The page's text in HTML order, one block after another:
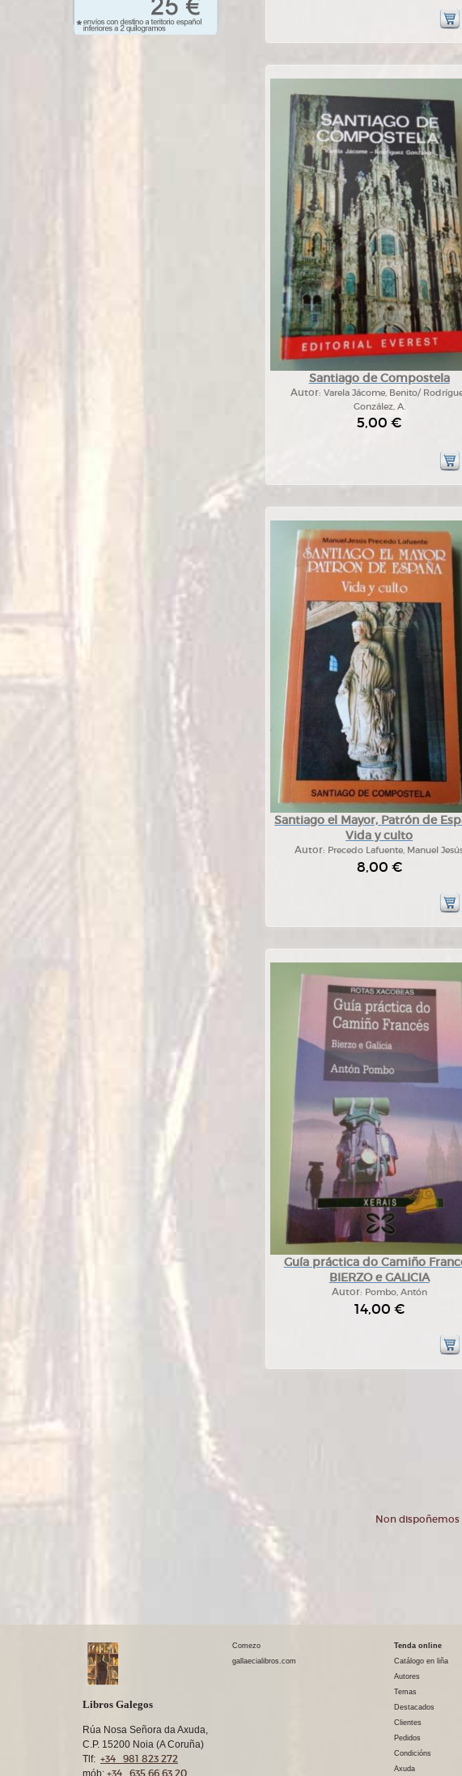
Santiago de Compostela
Autor: Varela Jácome, Benito/
González, A.
5,00 €
Santiago el Mayor, Patrón de
Vida y culto
Autor: Precedo Lafuente, Manuel
8,00 €
Guía práctica do Camiño
BIERZO e GALICIA
Autor: Pombo, Antón
14,00 €
Non dispoñemos
Libros Galegos
Rúa Nosa Señora da Axuda,
C.P. 15200 Noia (A Coruña)
Tlf: +34 981 823 272
mób: +34 635 66 63 20
Comezo
gallaecialibros.com
Tenda online
Catálogo en liña
Autores
Temas
Destacados
Clientes
Pedidos
Condicións
Axuda